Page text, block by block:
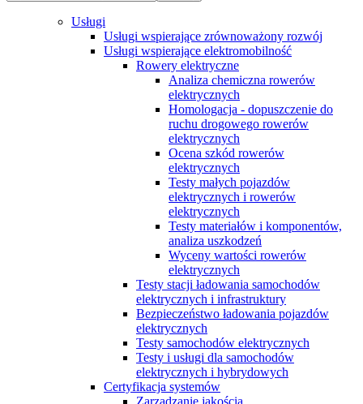
Usługi
Usługi wspierające zrównoważony rozwój
Usługi wspierające elektromobilność
Rowery elektryczne
Analiza chemiczna rowerów
elektrycznych
Homologacja - dopuszczenie do
ruchu drogowego rowerów
elektrycznych
Ocena szkód rowerów
elektrycznych
Testy małych pojazdów
elektrycznych i rowerów
elektrycznych
Testy materiałów i komponentów,
analiza uszkodzeń
Wyceny wartości rowerów
elektrycznych
Testy stacji ładowania samochodów
elektrycznych i infrastruktury
Bezpieczeństwo ładowania pojazdów
elektrycznych
Testy samochodów elektrycznych
Testy i usługi dla samochodów
elektrycznych i hybrydowych
Certyfikacja systemów
Zarządzanie jakością